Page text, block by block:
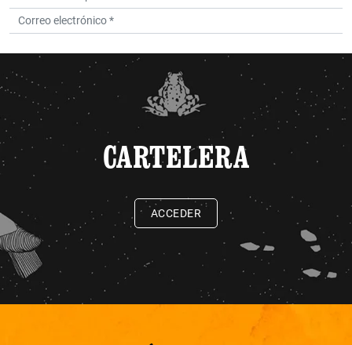
CARTELERA
ACCEDER